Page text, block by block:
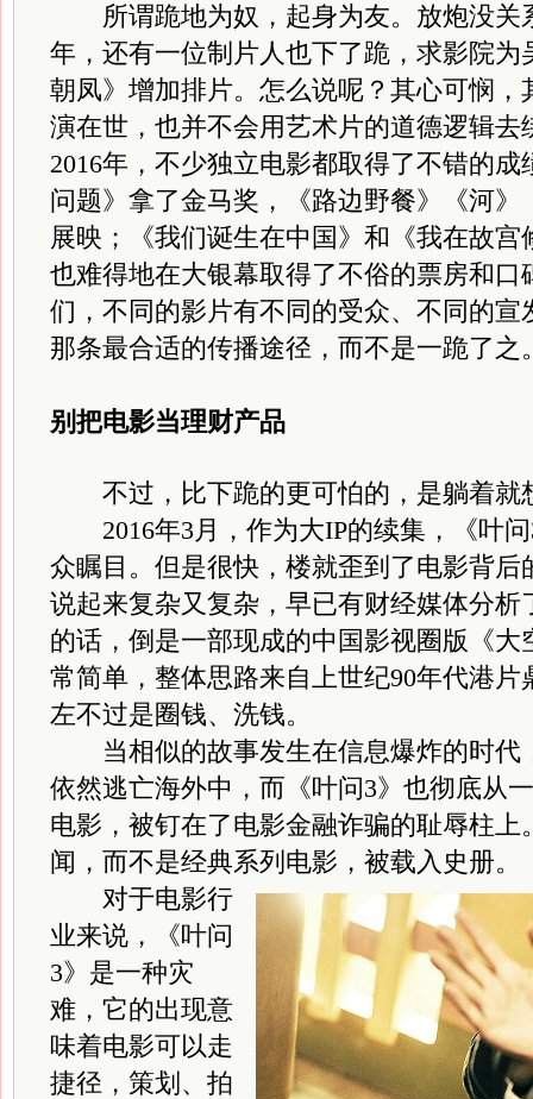
所谓跪地为奴，起身为友。放炮没关
年，还有一位制片人也下了跪，求影院为
朝凤》增加排片。怎么说呢？其心可悯
演在世，也并不会用艺术片的道德逻辑去
2016年，不少独立电影都取得了不错的
问题》拿了金马奖，《路边野餐》《河》
展映；《我们诞生在中国》和《我在故
也难得地在大银幕取得了不俗的票房和口
们，不同的影片有不同的受众、不同的宣
那条最合适的传播途径，而不是一跪了之
别把电影当理财产品
不过，比下跪的更可怕的，是躺着就
2016年3月，作为大IP的续集，《叶问
众瞩目。但是很快，楼就歪到了电影背后
说起来复杂又复杂，早已有财经媒体分析
的话，倒是一部现成的中国影视圈版《大
常简单，整体思路来自上世纪90年代港
左不过是圈钱、洗钱。
当相似的故事发生在信息爆炸的时代
依然逃亡海外中，而《叶问3》也彻底从
电影，被钉在了电影金融诈骗的耻辱柱上
闻，而不是经典系列电影，被载入史册。
对于电影行
业来说，《叶问
3》是一种灾
难，它的出现意
味着电影可以走
捷径，策划、拍